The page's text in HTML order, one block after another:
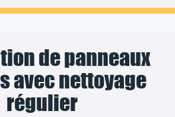
de panneaux
avec nettoyage
régulier